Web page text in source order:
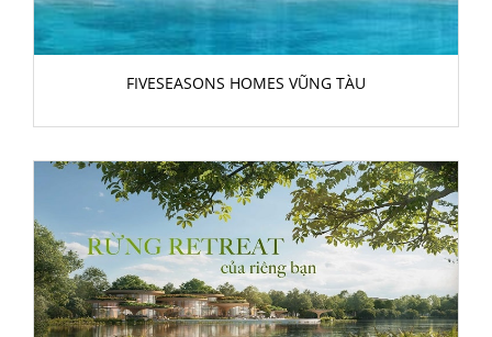
FIVESEASONS HOMES VŨNG TÀU